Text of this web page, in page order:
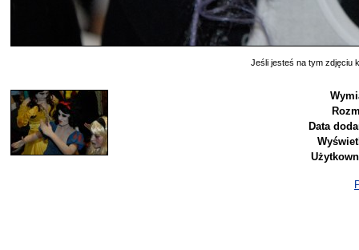
Jeśli jesteś na tym zdjęciu
Data